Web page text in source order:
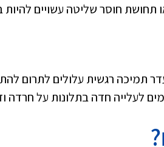
חוסר שליטה עשויים להיות
תמיכה רגשית עלולים לתרום
לעלייה חדה בתלונות על חרדה